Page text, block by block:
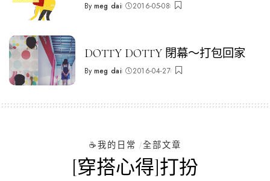
Posted
By meg dai 2016-05-08
DOTTY DOTTY 閉幕～打包回家
Posted
By meg dai 2016-04-27
☕️我的日常 全部文章
[穿搭心得]打扮